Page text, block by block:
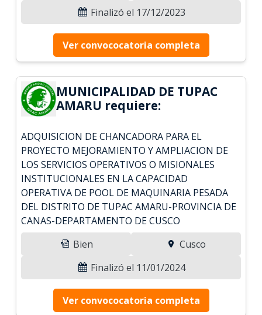
Finalizó el 17/12/2023
Ver convococatoria completa
MUNICIPALIDAD DE TUPAC
AMARU requiere:
ADQUISICION DE CHANCADORA PARA EL
PROYECTO MEJORAMIENTO Y AMPLIACION DE
LOS SERVICIOS OPERATIVOS O MISIONALES
INSTITUCIONALES EN LA CAPACIDAD
OPERATIVA DE POOL DE MAQUINARIA PESADA
DEL DISTRITO DE TUPAC AMARU-PROVINCIA DE
CANAS-DEPARTAMENTO DE CUSCO
Bien
Cusco
Finalizó el 11/01/2024
Ver convococatoria completa